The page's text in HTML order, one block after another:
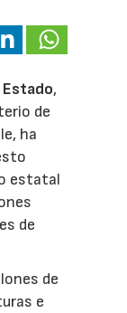
,
de
ha
estatal
de
de
e